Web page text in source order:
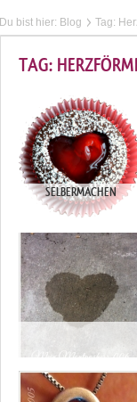
Du bist hier: Blog Tag:
TAG:
SELBERMACHEN